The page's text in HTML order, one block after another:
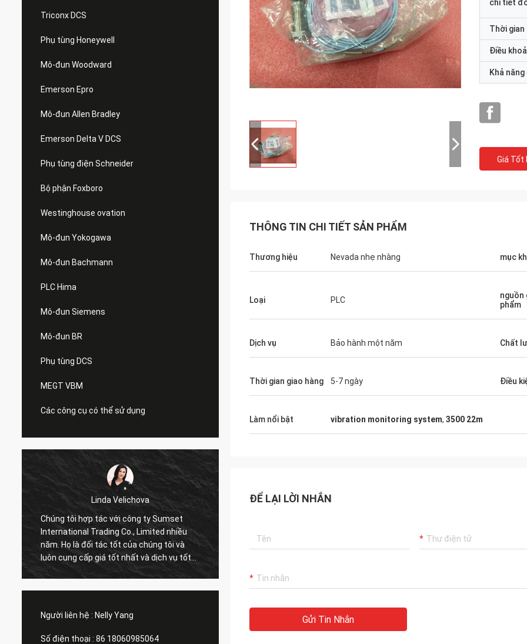
Triconx DCS
Phụ tùng Honeywell
Mô-đun Woodward
Emerson Epro
Mô-đun Allen Bradley
Emerson Delta V DCS
Phụ tùng điện Schneider
Bộ phận Foxboro
Westinghouse ovation
Mô-đun Yokogawa
Mô-đun Bachmann
PLC Hima
Mô-đun Siemens
Mô-đun BR
Phụ tùng DCS
MEGT VBM
Các công cụ có thể sử dụng
Linda Velichova
Chúng tôi hợp tác với công ty Sumset
International Trading Co., Limited nhiều
năm. Họ là đối tác tốt của chúng tôi và
luôn cung cấp giá tốt nhất và dịch vụ tốt
đẹp!
Mohammed Khan
tôi nhập khẩu hàng hóa từ nó. Nhận được
chu đáo của cô ấy!
Người liên hệ : Nelly Yang
Số điện thoại : 86 18060985064
chi tiết
Thời gian
Điều
Khả
Giá Tốt
THÔNG TIN CHI TIẾT SẢN PHẨM
Thương hiệu Nevada nhẹ nhàng mục
Loại PLC
nguồn
phẩm
Dịch vụ Bảo hành một năm Chất
Thời gian giao hàng 5-7 ngày Điều
Làm nổi bật vibration monitoring system, 3500 22m
ĐỂ LẠI LỜI NHẮN
Gửi Tin Nhắn